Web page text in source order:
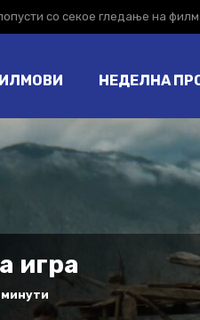
со секое гледање на филм.
НЕДЕЛНА
игра
минути